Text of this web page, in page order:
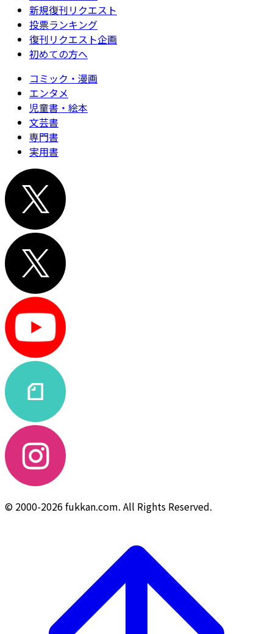
新規復刊リクエスト
投票ランキング
復刊リクエスト企画
初めての方へ
コミック・漫画
エンタメ
児童書・絵本
文芸書
専門書
実用書
© 2000-2026 fukkan.com. All Rights Reserved.